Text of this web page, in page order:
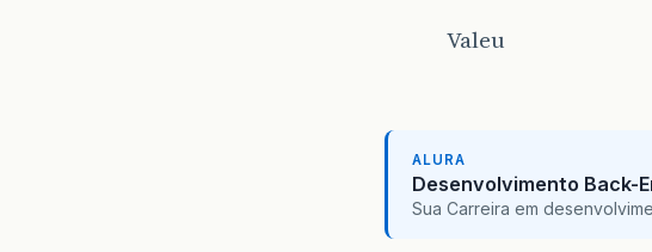
Valeu
ALURA
Desenvolvimento Back-
Sua Carreira em